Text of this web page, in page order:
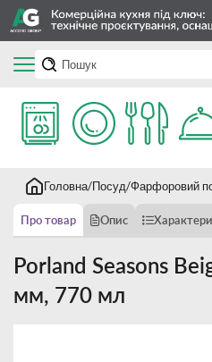
Головна Посуд Фарфоровий
Про товар Опис
Porland Seasons
мм, 770 мл